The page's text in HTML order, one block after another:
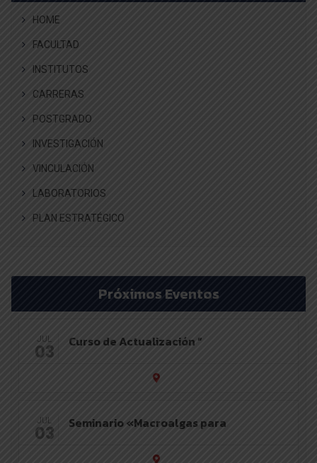
HOME
FACULTAD
INSTITUTOS
CARRERAS
POSTGRADO
INVESTIGACIÓN
VINCULACIÓN
LABORATORIOS
PLAN ESTRATÉGICO
Próximos Eventos
JUL
03 Curso de Actualización “
JUL
03 Seminario «Macroalgas para